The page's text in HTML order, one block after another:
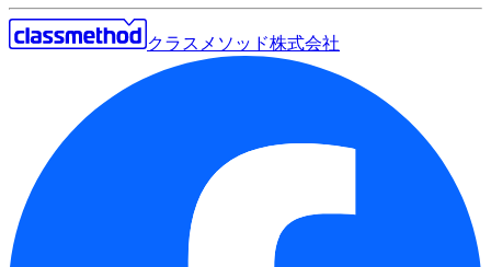
クラスメソッド株式会社